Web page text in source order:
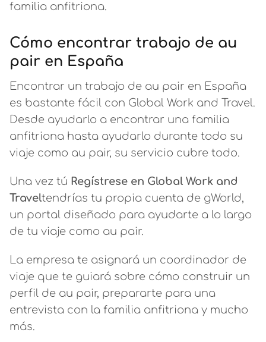
familia anfitriona.
Cómo encontrar trabajo de au
pair en España
Encontrar un trabajo de au pair en España
es bastante fácil con Global Work and Travel.
Desde ayudarlo a encontrar una familia
anfitriona hasta ayudarlo durante todo su
viaje como au pair, su servicio cubre todo.
Una vez tú Regístrese en Global Work and
Traveltendrías tu propia cuenta de gWorld,
un portal diseñado para ayudarte a lo largo
de tu viaje como au pair.
La empresa te asignará un coordinador de
viaje que te guiará sobre cómo construir un
perfil de au pair, prepararte para una
entrevista con la familia anfitriona y mucho
más.